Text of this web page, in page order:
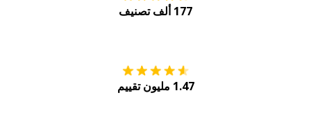
177 ألف تصنيف
1.47 مليون تقييم